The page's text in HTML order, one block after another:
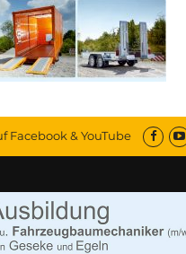
Facebook & YouTube